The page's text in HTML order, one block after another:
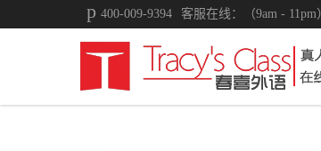
400-009-9394 客服在线：（9am - 11pm